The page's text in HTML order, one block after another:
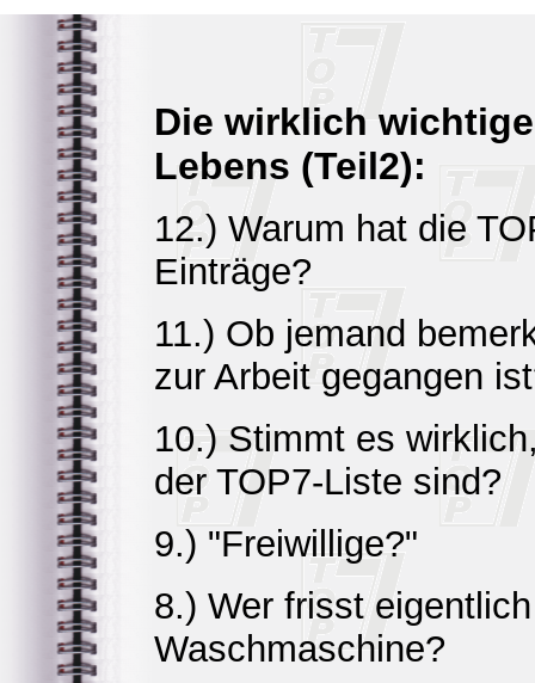
Die wirklich
Lebens (Teil2):
12.) Warum hat die
Einträge?
11.) Ob jemand
zur Arbeit gegangen
10.) Stimmt es
der TOP7-Liste sind?
9.) "Freiwillige?"
8.) Wer frisst
Waschmaschine?